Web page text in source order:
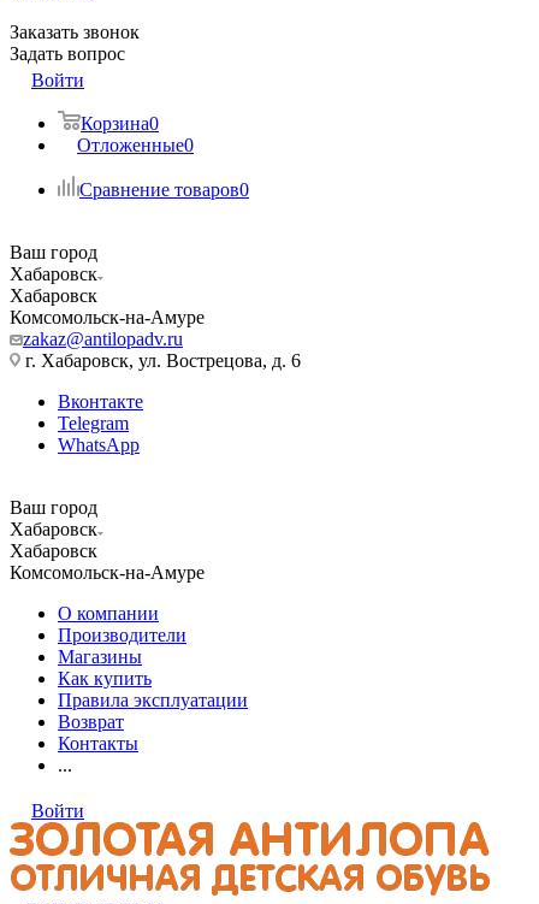
Заказать звонок
Задать вопрос
Войти
Корзина0
Отложенные0
Сравнение товаров0
Ваш город
Хабаровск
Хабаровск
Комсомольск-на-Амуре
zakaz@antilopadv.ru
г. Хабаровск, ул. Вострецова, д. 6
Вконтакте
Telegram
WhatsApp
Ваш город
Хабаровск
Хабаровск
Комсомольск-на-Амуре
О компании
Производители
Магазины
Как купить
Правила эксплуатации
Возврат
Контакты
...
Войти